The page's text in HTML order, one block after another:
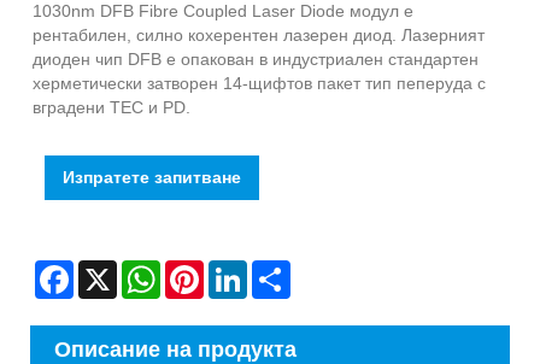
1030nm DFB Fibre Coupled Laser Diode модул е ​​
рентабилен, силно кохерентен лазерен диод. Лазерният
диоден чип DFB е опакован в индустриален стандартен
херметически затворен 14-щифтов пакет тип пеперуда с
вградени TEC и PD.
Изпратете запитване
Facebook
X WhatsAppPinterestLinkedIn
Описание на продукта